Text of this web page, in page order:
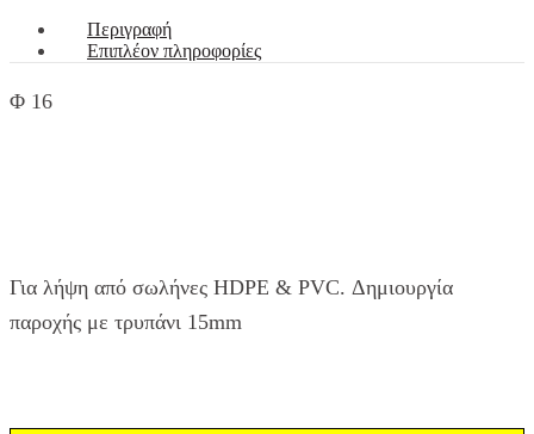
Περιγραφή
Επιπλέον πληροφορίες
Φ 16
Για λήψη από σωλήνες HDPE & PVC. Δημιουργία
παροχής με τρυπάνι 15mm